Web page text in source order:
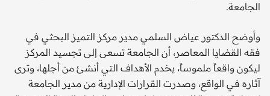
الجامعة.
وأوضح الدكتور عياض السلمي مدير مركز التميز البحثي في
فقه القضايا المعاصر، أن الجامعة تسعى إلى تجسيد المركز
ليكون واقعاً ملموساً، يخدم الأهداف التي أنشئ من أجلها، وترى
آثاره في الواقع، وصدرت القرارات الإدارية من مدير الجامعة